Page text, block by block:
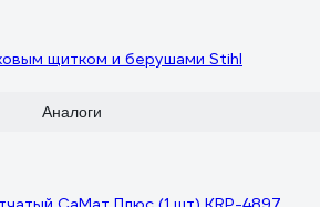
щитком и берушами Stihl
Аналоги